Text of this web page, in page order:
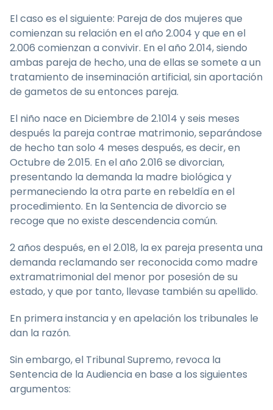
El caso es el siguiente: Pareja de dos mujeres que
comienzan su relación en el año 2.004 y que en el
2.006 comienzan a convivir. En el año 2.014, siendo
ambas pareja de hecho, una de ellas se somete a un
tratamiento de inseminación artificial, sin aportación
de gametos de su entonces pareja.
El niño nace en Diciembre de 2.1014 y seis meses
después la pareja contrae matrimonio, separándose
de hecho tan solo 4 meses después, es decir, en
Octubre de 2.015. En el año 2.016 se divorcian,
presentando la demanda la madre biológica y
permaneciendo la otra parte en rebeldía en el
procedimiento. En la Sentencia de divorcio se
recoge que no existe descendencia común.
2 años después, en el 2.018, la ex pareja presenta una
demanda reclamando ser reconocida como madre
extramatrimonial del menor por posesión de su
estado, y que por tanto, llevase también su apellido.
En primera instancia y en apelación los tribunales le
dan la razón.
Sin embargo, el Tribunal Supremo, revoca la
Sentencia de la Audiencia en base a los siguientes
argumentos: